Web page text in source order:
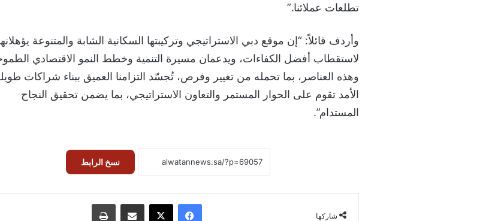
تطلعات عملائنا.”
وأردف قائلاً: “إن موقع دبي الاستراتيجي وتركيبتها السكانية الشابة والمتنوعة
لاستقطاب أفضل الكفاءات، ويدعمان مسيرة التنمية وخطط النمو الاقتصادي
وهذه العناصر، بما تحمله من تغيير وفرص، تُجسّد التزامنا العميق ببناء شراكات
الأمد تقوم على الحوار المستمر والتعاون الاستراتيجي، بما يضمن تحقيق النجاح
المستدام”.
نسخ الرابط
شاركها
فيسبوك ‫X مشاركة عبر البريد طباعة